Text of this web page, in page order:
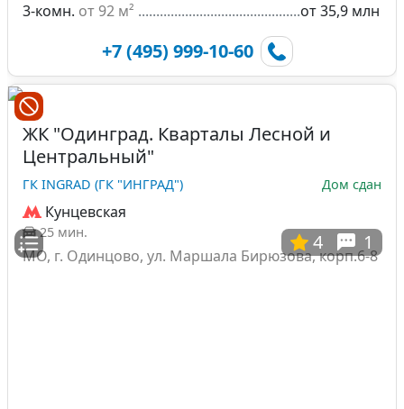
3-комн. от 92 м² от 35,9 млн
+7 (495) 999-10-60
4 1
ЖК "Одинград. Кварталы Лесной и
Центральный"
ГК INGRAD (ГК "ИНГРАД") Дом сдан
Кунцевская
25 мин.
МО, г. Одинцово, ул. Маршала Бирюзова, корп.6-8